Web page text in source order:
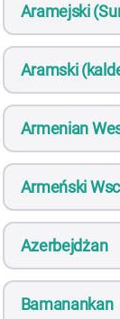
Aramejski
Aramski
Armenian
Armeński
Azerbejdżan
Bamanankan